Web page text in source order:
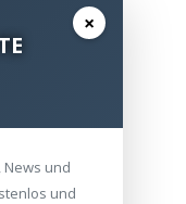
×
News und
und